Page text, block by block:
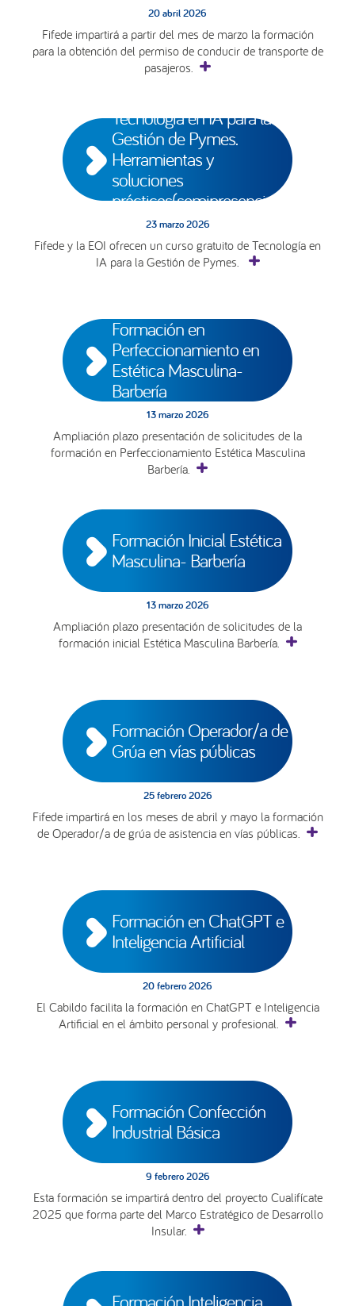
20 abril 2026
Fifede impartirá a partir del mes de marzo la formación
para la obtención del permiso de conducir de transporte de
pasajeros.
Tecnología en IA para la
Gestión de Pymes.
Herramientas y
soluciones
prácticas(semipresencial)
23 marzo 2026
Fifede y la EOI ofrecen un curso gratuito de Tecnología en
IA para la Gestión de Pymes.
Formación en
Perfeccionamiento en
Estética Masculina-
Barbería
13 marzo 2026
Ampliación plazo presentación de solicitudes de la
formación en Perfeccionamiento Estética Masculina
Barbería.
Formación Inicial Estética
Masculina- Barbería
13 marzo 2026
Ampliación plazo presentación de solicitudes de la
formación inicial Estética Masculina Barbería.
Formación Operador/a de
Grúa en vías públicas
25 febrero 2026
Fifede impartirá en los meses de abril y mayo la formación
de Operador/a de grúa de asistencia en vías públicas.
Formación en ChatGPT e
Inteligencia Artificial
20 febrero 2026
El Cabildo facilita la formación en ChatGPT e Inteligencia
Artificial en el ámbito personal y profesional.
Formación Confección
Industrial Básica
9 febrero 2026
Esta formación se impartirá dentro del proyecto Cualifícate
2025 que forma parte del Marco Estratégico de Desarrollo
Insular.